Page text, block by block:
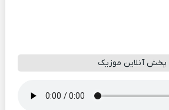
پخش آنلاین موزیک